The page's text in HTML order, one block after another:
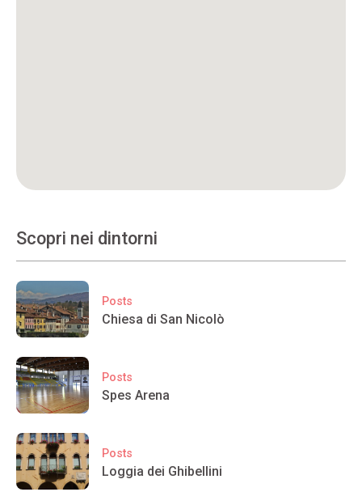
Scopri nei dintorni
Posts
Chiesa di San Nicolò
Posts
Spes Arena
Posts
Loggia dei Ghibellini